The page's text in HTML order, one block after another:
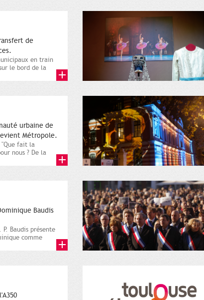
de
en train
le bord de la
urbaine de
Métropole.
"Que fait la
nous ? De la
Baudis
Baudis présente
comme